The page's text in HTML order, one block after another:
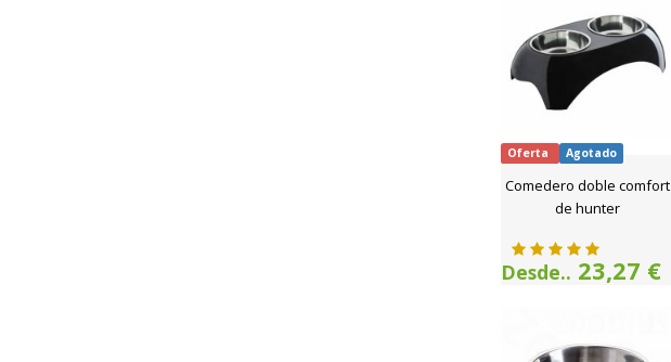
Oferta Agotado
Comedero doble comfort
de hunter
Desde.. 23,27 €